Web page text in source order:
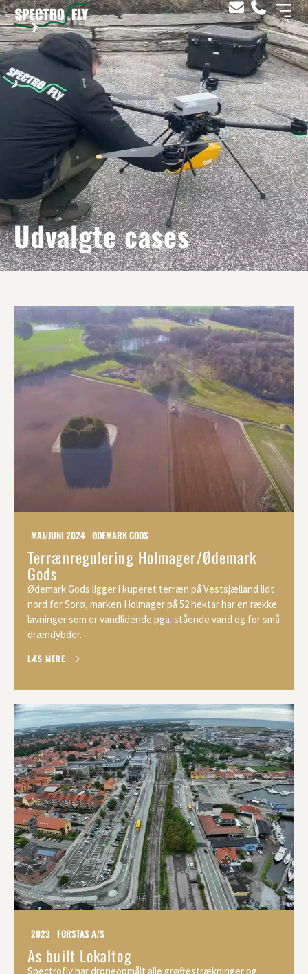
Udvalgte cases
MAJ/JUNI 2024 ØDEMARK GODS
Terrænregulering Holmager/Ødemark
Gods
Ødemark Gods ligger i kuperet terræn på Vestsjælland lidt
nord for Sorø, marken Holmager på 52 hektar har en række
lavninger som er vandlidende pga. stående vand og for små
drændybder.
LÆS MERE
2023 FORSTAS A/S
As built Lokaltog
Spectrofly har droneopmålt alle grøftestrækninger og